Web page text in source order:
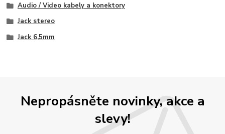
Audio / Video kabely a konektory
Jack stereo
Jack 6,5mm
Nepropásněte novinky, akce a
slevy!